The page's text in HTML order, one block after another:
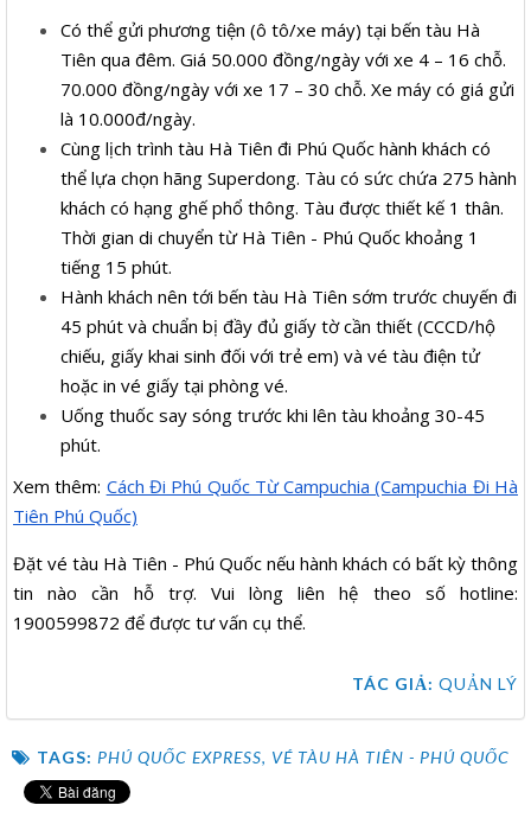
Có thể gửi phương tiện (ô tô/xe máy) tại bến tàu Hà
Tiên qua đêm. Giá 50.000 đồng/ngày với xe 4 – 16 chỗ.
70.000 đồng/ngày với xe 17 – 30 chỗ. Xe máy có giá gửi
là 10.000đ/ngày.
Cùng lịch trình tàu Hà Tiên đi Phú Quốc hành khách có
thể lựa chọn hãng Superdong. Tàu có sức chứa 275 hành
khách có hạng ghế phổ thông. Tàu được thiết kế 1 thân.
Thời gian di chuyển từ Hà Tiên - Phú Quốc khoảng 1
tiếng 15 phút.
Hành khách nên tới bến tàu Hà Tiên sớm trước chuyến đi
45 phút và chuẩn bị đầy đủ giấy tờ cần thiết (CCCD/hộ
chiếu, giấy khai sinh đối với trẻ em) và vé tàu điện tử
hoặc in vé giấy tại phòng vé.
Uống thuốc say sóng trước khi lên tàu khoảng 30-45
phút.
Xem thêm: Cách Đi Phú Quốc Từ Campuchia (Campuchia Đi Hà
Tiên Phú Quốc)
Đặt vé tàu Hà Tiên - Phú Quốc nếu hành khách có bất kỳ thông
tin nào cần hỗ trợ. Vui lòng liên hệ theo số hotline:
1900599872 để được tư vấn cụ thể.
TÁC GIẢ: QUẢN LÝ
TAGS: PHÚ QUỐC EXPRESS, VÉ TÀU HÀ TIÊN - PHÚ QUỐC